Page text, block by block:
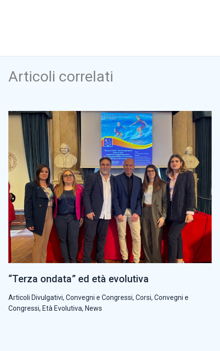
Articoli correlati
“Terza ondata” ed età evolutiva
Articoli Divulgativi, Convegni e Congressi, Corsi, Convegni e
Congressi, Età Evolutiva, News